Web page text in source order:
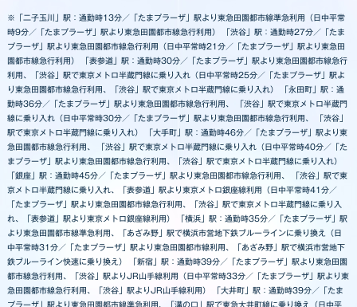
※「二子玉川」駅：通勤時13分／「たまプラーザ」駅より東急田園都市線準急利用（日中平常
時9分／「たまプラーザ」駅より東急田園都市線急行利用） 「渋谷」駅：通勤時27分／「たま
プラーザ」駅より東急田園都市線急行利用（日中平常時21分／「たまプラーザ」駅より東急田
園都市線急行利用） 「表参道」駅：通勤時30分／「たまプラーザ」駅より東急田園都市線急行
利用、「渋谷」駅で東京メトロ半蔵門線に乗り入れ（日中平常時25分／「たまプラーザ」駅よ
り東急田園都市線急行利用、「渋谷」駅で東京メトロ半蔵門線に乗り入れ） 「永田町」駅：通
勤時36分／「たまプラーザ」駅より東急田園都市線急行利用、 「渋谷」駅で東京メトロ半蔵門
線に乗り入れ（日中平常時30分／「たまプラーザ」駅より東急田園都市線急行利用、 「渋谷」
駅で東京メトロ半蔵門線に乗り入れ） 「大手町」駅：通勤時46分／「たまプラーザ」駅より東
急田園都市線急行利用、 「渋谷」駅で東京メトロ半蔵門線に乗り入れ（日中平常時40分／「た
まプラーザ」駅より東急田園都市線急行利用、「渋谷」駅で東京メトロ半蔵門線に乗り入れ）
「銀座」駅：通勤時45分／「たまプラーザ」駅より東急田園都市線急行利用、 「渋谷」駅で東
京メトロ半蔵門線に乗り入れ、「表参道」駅より東京メトロ銀座線利用（日中平常時41分／
「たまプラーザ」駅より東急田園都市線急行利用、「渋谷」駅で東京メトロ半蔵門線に乗り入
れ、「表参道」駅より東京メトロ銀座線利用） 「横浜」駅：通勤時35分／「たまプラーザ」駅
より東急田園都市線準急利用、「あざみ野」駅で横浜市営地下鉄ブルーラインに乗り換え（日
中平常時31分／「たまプラーザ」駅より東急田園都市線利用、「あざみ野」駅で横浜市営地下
鉄ブルーライン快速に乗り換え） 「新宿」駅：通勤時39分／「たまプラーザ」駅より東急田園
都市線急行利用、「渋谷」駅よりJR山手線利用（日中平常時33分／「たまプラーザ」駅より東
急田園都市線急行利用、「渋谷」駅よりJR山手線利用） 「大井町」駅：通勤時39分／「たま
プラーザ」駅より東急田園都市線準急利用、「溝の口」駅で東急大井町線に乗り換え（日中平